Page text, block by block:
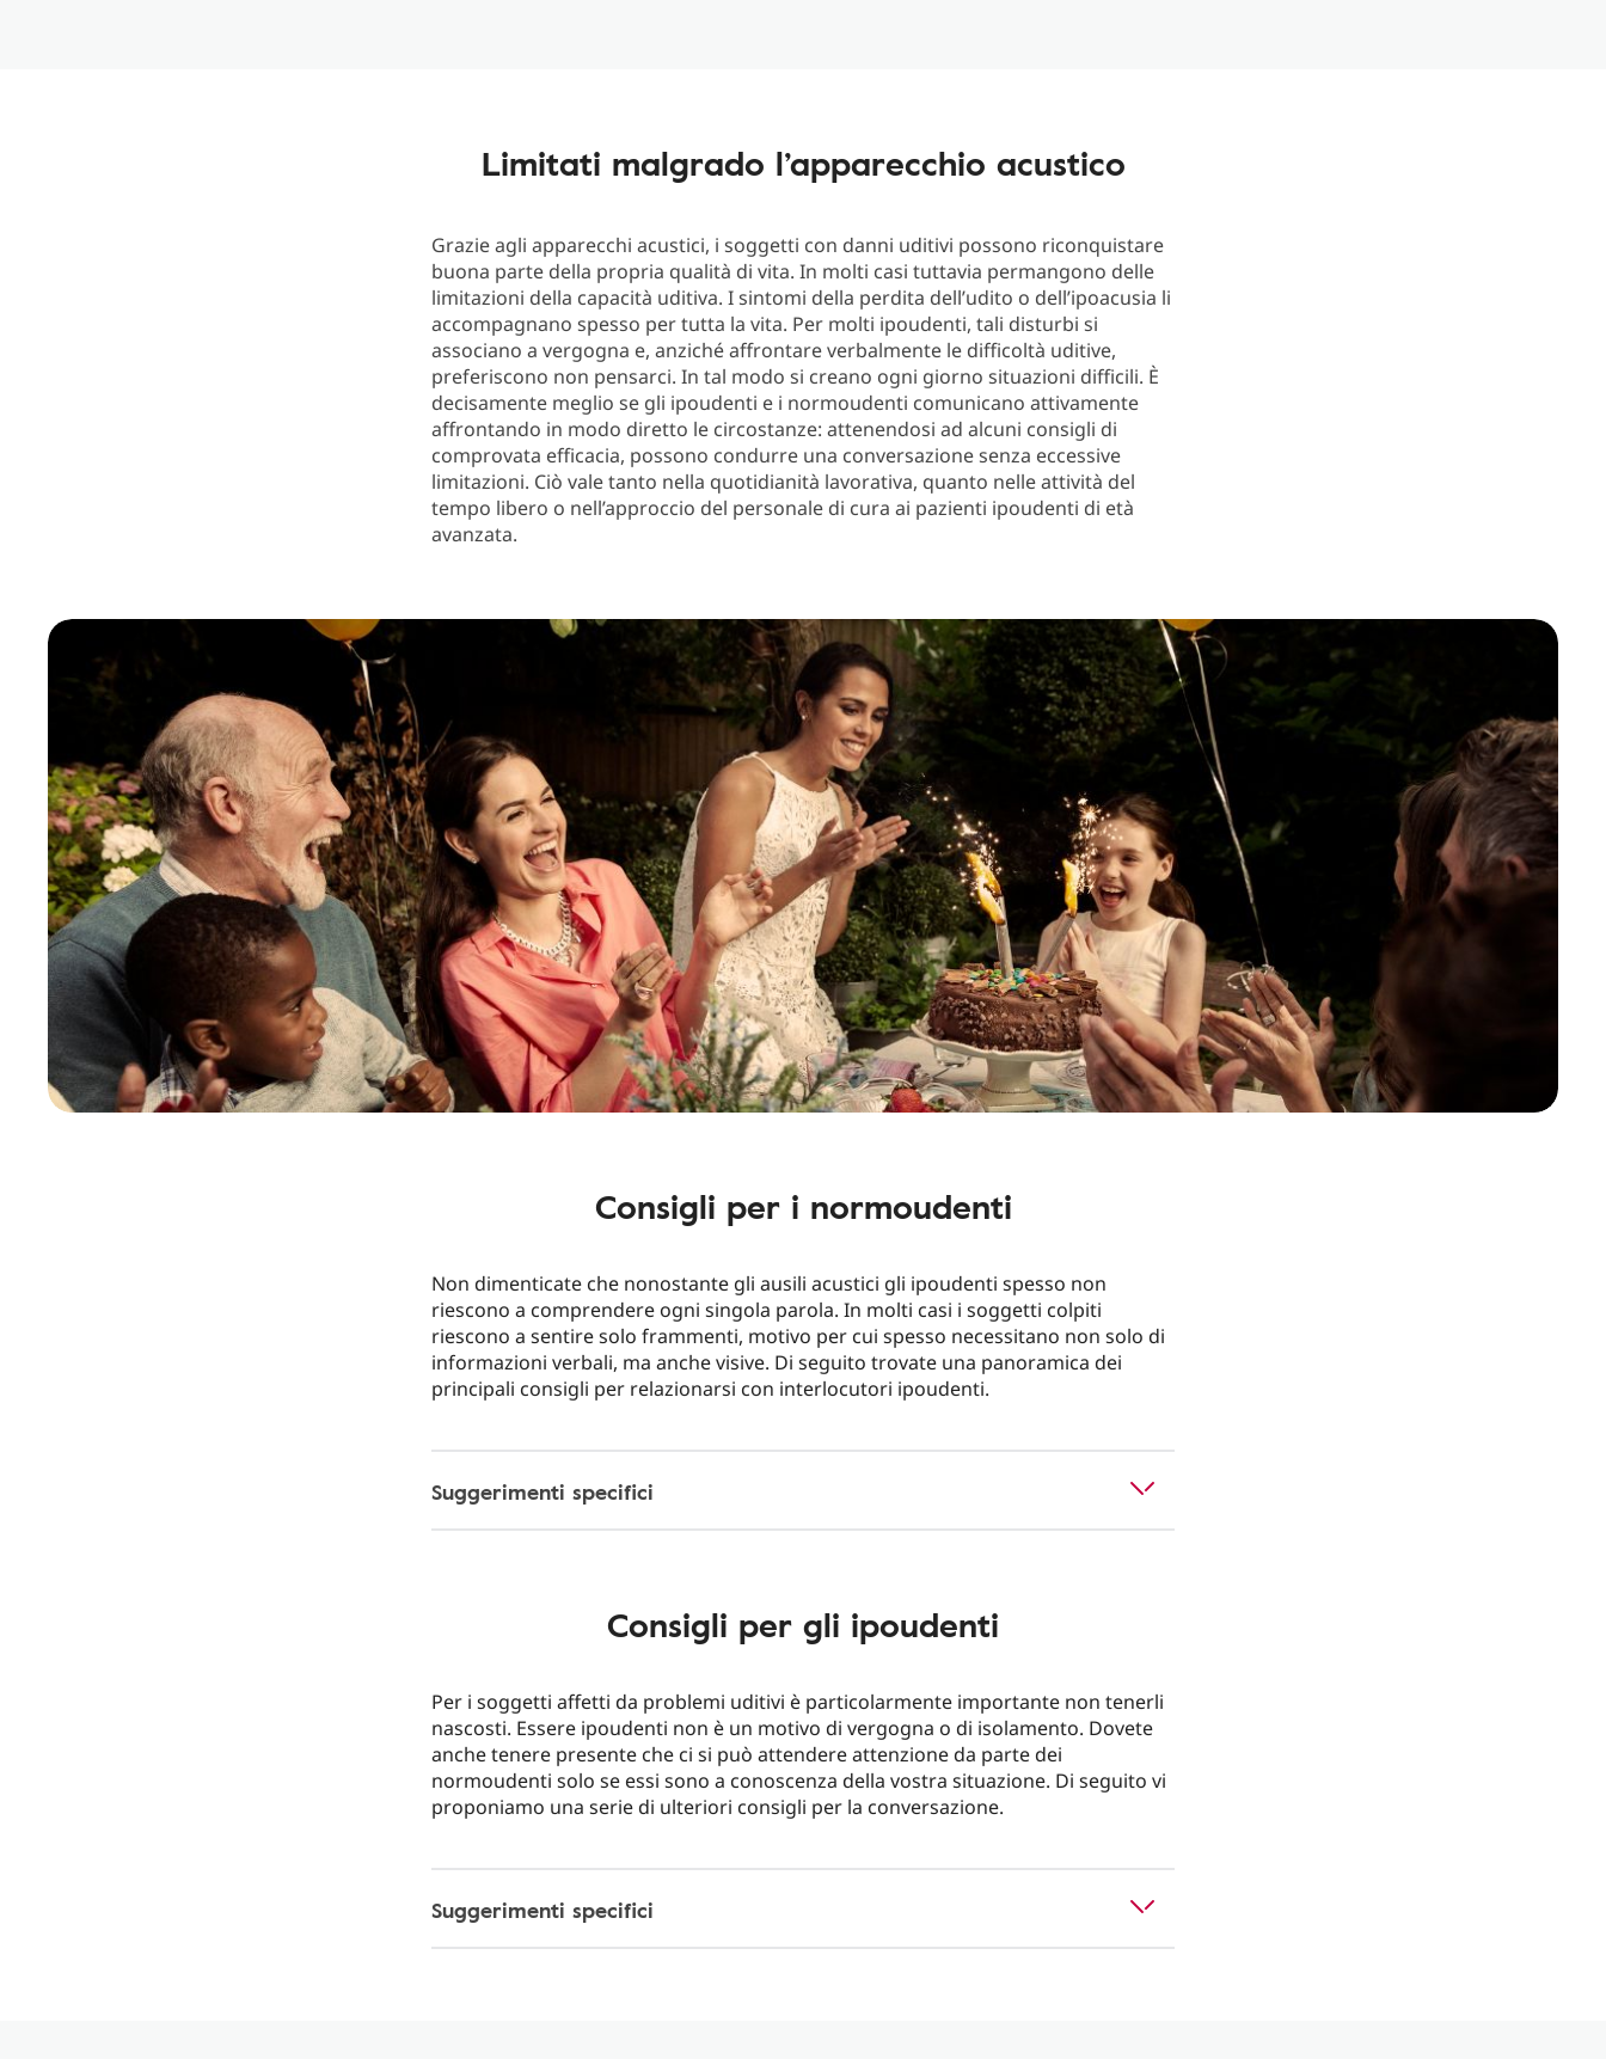
Limitati malgrado l’apparecchio acustico
Grazie agli apparecchi acustici, i soggetti con danni uditivi possono riconquistare
buona parte della propria qualità di vita. In molti casi tuttavia permangono delle
limitazioni della capacità uditiva. I sintomi della perdita dell’udito o dell’ipoacusia li
accompagnano spesso per tutta la vita. Per molti ipoudenti, tali disturbi si
associano a vergogna e, anziché affrontare verbalmente le difficoltà uditive,
preferiscono non pensarci. In tal modo si creano ogni giorno situazioni difficili. È
decisamente meglio se gli ipoudenti e i normoudenti comunicano attivamente
affrontando in modo diretto le circostanze: attenendosi ad alcuni consigli di
comprovata efficacia, possono condurre una conversazione senza eccessive
limitazioni. Ciò vale tanto nella quotidianità lavorativa, quanto nelle attività del
tempo libero o nell’approccio del personale di cura ai pazienti ipoudenti di età
avanzata.
Consigli per i normoudenti
Non dimenticate che nonostante gli ausili acustici gli ipoudenti spesso non
riescono a comprendere ogni singola parola. In molti casi i soggetti colpiti
riescono a sentire solo frammenti, motivo per cui spesso necessitano non solo di
informazioni verbali, ma anche visive. Di seguito trovate una panoramica dei
principali consigli per relazionarsi con interlocutori ipoudenti.
Suggerimenti specifici
Consigli per gli ipoudenti
Per i soggetti affetti da problemi uditivi è particolarmente importante non tenerli
nascosti. Essere ipoudenti non è un motivo di vergogna o di isolamento. Dovete
anche tenere presente che ci si può attendere attenzione da parte dei
normoudenti solo se essi sono a conoscenza della vostra situazione. Di seguito vi
proponiamo una serie di ulteriori consigli per la conversazione.
Suggerimenti specifici